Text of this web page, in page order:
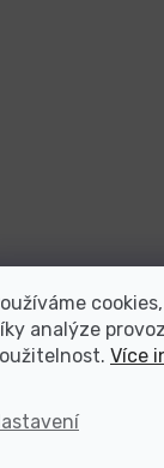
analýze
Více